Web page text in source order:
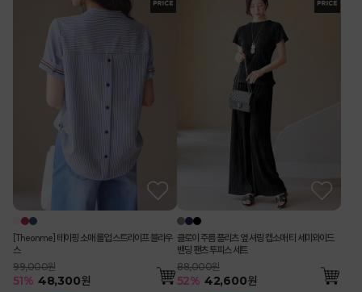
[Theonme] 테이핑 소매 롤업 스트라이프 블라우
스
99,000원
51% 48,300원
클로이 주름 플리츠 옆 셔링 캡소매 티 세미와이드
밴딩 팬츠 투피스 세트
88,000원
52% 42,600원